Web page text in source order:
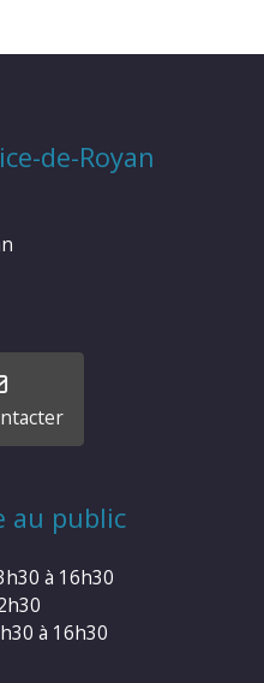
de-Royan
au public
à 16h30
à 16h30